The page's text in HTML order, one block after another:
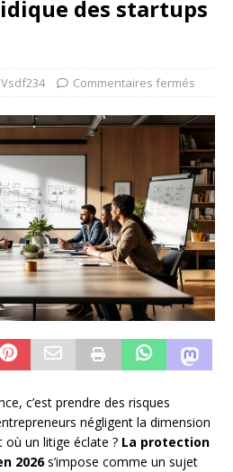
des startups
Commentaires fermés
c’est prendre des risques
négligent la dimension
où un litige éclate ? La protection
2026s’impose comme un sujet